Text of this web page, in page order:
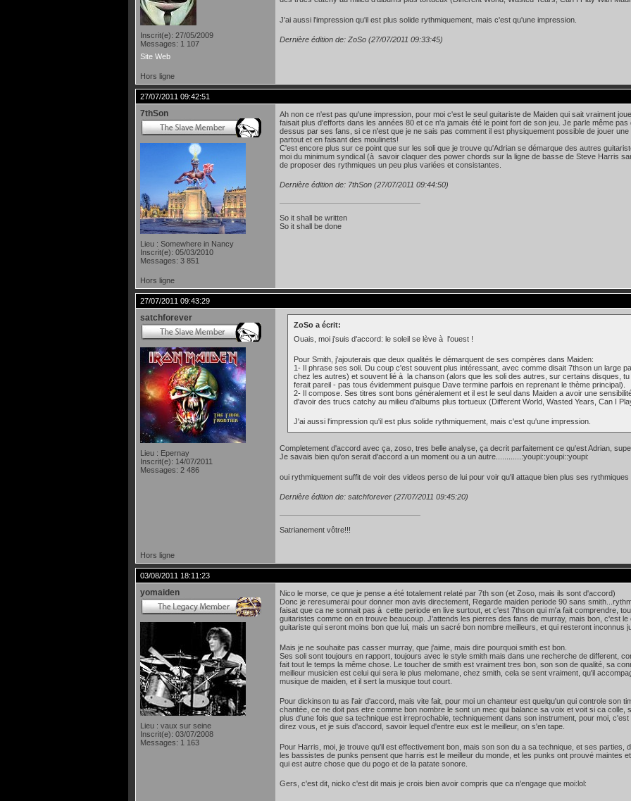
Inscrit(e): 27/05/2009
Messages: 1 107
Site Web
J'ai aussi l'impression qu'il est plus solide rythmiquement, mais c'est qu'une impression.
Dernière édition de: ZoSo (27/07/2011 09:33:45)
Hors ligne
27/07/2011 09:42:51
7thSon
Lieu : Somewhere in Nancy
Inscrit(e): 05/03/2010
Messages: 3 851
Ah non ce n'est pas qu'une impression, pour moi c'est le seul guitariste de Maiden qui sait vraiment
faisait plus d'efforts dans les années 80 et ce n'a jamais été le point fort de son jeu. Je parle même
dessus par ses fans, si ce n'est que je ne sais pas comment il est physiquement possible de jouer
partout et en faisant des moulinets!
C'est encore plus sur ce point que sur les soli que je trouve qu'Adrian se démarque des autres
moi du minimum syndical (à savoir claquer des power chords sur la ligne de basse de Steve Harris
de proposer des rythmiques un peu plus variées et consistantes.
Dernière édition de: 7thSon (27/07/2011 09:44:50)
So it shall be written
So it shall be done
Hors ligne
27/07/2011 09:43:29
satchforever
Lieu : Epernay
Inscrit(e): 14/07/2011
Messages: 2 486
ZoSo a écrit:
Ouais, moi j'suis d'accord: le soleil se lève à l'ouest !
Pour Smith, j'ajouterais que deux qualités le démarquent de ses compères dans Maiden:
1- Il phrase ses soli. Du coup c'est souvent plus intéressant, avec comme disait 7thson un large
chez les autres) et souvent lié à la chanson (alors que les soli des autres, sur certains disques,
ferait pareil - pas tous évidemment puisque Dave termine parfois en reprenant le thème principal).
2- Il compose. Ses titres sont bons généralement et il est le seul dans Maiden a avoir une
d'avoir des trucs catchy au milieu d'albums plus tortueux (Different World, Wasted Years, Can I
J'ai aussi l'impression qu'il est plus solide rythmiquement, mais c'est qu'une impression.
Completement d'accord avec ça, zoso, tres belle analyse, ça decrit parfaitement ce qu'est Adrian,
Je savais bien qu'on serait d'accord a un moment ou a un autre............:youpi::youpi::youpi:
oui rythmiquement suffit de voir des videos perso de lui pour voir qu'il attaque bien plus ses
Dernière édition de: satchforever (27/07/2011 09:45:20)
Satrianement vôtre!!!
Hors ligne
03/08/2011 18:11:23
yomaiden
Lieu : vaux sur seine
Inscrit(e): 03/07/2008
Messages: 1 163
Nico le morse, ce que je pense a été totalement relaté par 7th son (et Zoso, mais ils sont d'accord)
Donc je reresumerai pour donner mon avis directement, Regarde maiden periode 90 sans
faisat que ca ne sonnait pas à cette periode en live surtout, et c'est 7thson qui m'a fait comprendre,
guitaristes comme on en trouve beaucoup. J'attends les pierres des fans de murray, mais bon, c'est
guitariste qui seront moins bon que lui, mais un sacré bon nombre meilleurs, et qui resteront inconnus
Mais je ne souhaite pas casser murray, que j'aime, mais dire pourquoi smith est bon.
Ses soli sont toujours en rapport, toujours avec le style smith mais dans une recherche de different,
fait tout le temps la même chose. Le toucher de smith est vraiment tres bon, son son de qualité, sa
meilleur musicien est celui qui sera le plus melomane, chez smith, cela se sent vraiment, qu'il
musique de maiden, et il sert la musique tout court.
Pour dickinson tu as l'air d'accord, mais vite fait, pour moi un chanteur est quelqu'un qui controle son
chantée, ce ne doit pas etre comme bon nombre le sont un mec qui balance sa voix et voit si ca
plus d'une fois que sa technique est irreprochable, techniquement dans son instrument, pour moi,
direz vous, et je suis d'accord, savoir lequel d'entre eux est le meilleur, on s'en tape.
Pour Harris, moi, je trouve qu'il est effectivement bon, mais son son du a sa technique, et ses
les bassistes de punks pensent que harris est le meilleur du monde, et les punks ont prouvé maintes
qui est autre chose que du pogo et de la patate sonore.
Gers, c'est dit, nicko c'est dit mais je crois bien avoir compris que ca n'engage que moi:lol: